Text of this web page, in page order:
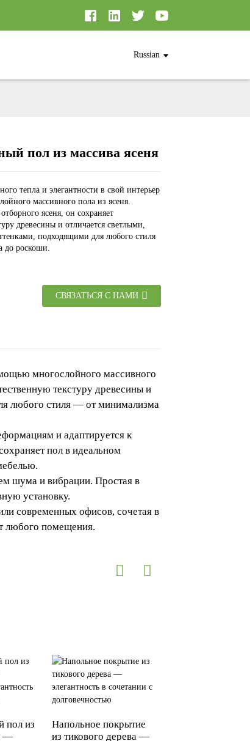
Russian
пол из массива ясеня
тепла и элегантности в свой интерьер
массивного пола из ясеня.
ясеня, он сохраняет
древесины и отличается светлыми,
подходящими для любого стиля
до роскоши.
СВЯЗАТЬСЯ С НАМИ
многослойного массивного
текстуру древесины и
любого стиля — от минимализма
и адаптируется к
пол в идеальном
шума и вибрации. Простая в
установку.
современных офисов, сочетая в
любого помещения.
пол из
—
Напольное покрытие
из тикового дерева —